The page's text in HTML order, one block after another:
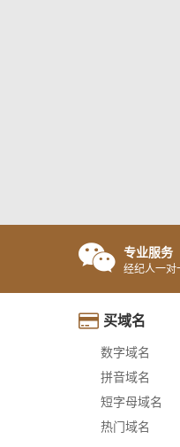
专业服务
经纪人一对
买域名
数字域名
拼音域名
短字母域名
热门域名